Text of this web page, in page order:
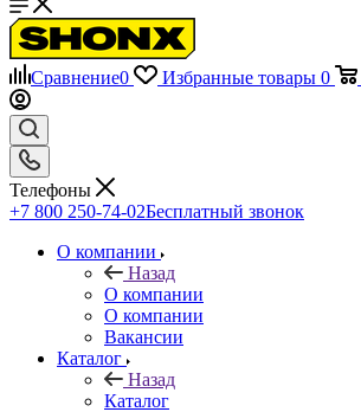
Сравнение0 Избранные товары 0
Телефоны
+7 800 250-74-02Бесплатный звонок
О компании
Назад
О компании
О компании
Вакансии
Каталог
Назад
Каталог